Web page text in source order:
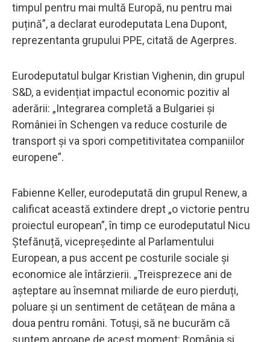
timpul pentru mai multă Europă, nu pentru mai
puțină”, a declarat eurodeputata Lena Dupont,
reprezentanta grupului PPE, citată de Agerpres.
Eurodeputatul bulgar Kristian Vighenin, din grupul
S&D, a evidențiat impactul economic pozitiv al
aderării: „Integrarea completă a Bulgariei și
României în Schengen va reduce costurile de
transport și va spori competitivitatea companiilor
europene”.
Fabienne Keller, eurodeputată din grupul Renew, a
calificat această extindere drept „o victorie pentru
proiectul european”, în timp ce eurodeputatul Nicu
Ștefănuță, vicepreședinte al Parlamentului
European, a pus accent pe costurile sociale și
economice ale întârzierii. „Treisprezece ani de
așteptare au însemnat miliarde de euro pierduți,
poluare și un sentiment de cetățean de mâna a
doua pentru români. Totuși, să ne bucurăm că
suntem aproape de acest moment: România și